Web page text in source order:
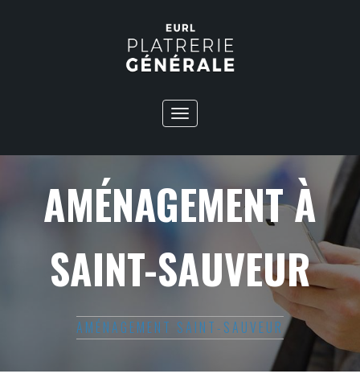
Toggle
navigation
AMÉNAGEMENT À
SAINT-SAUVEUR
AMÉNAGEMENT SAINT-SAUVEUR